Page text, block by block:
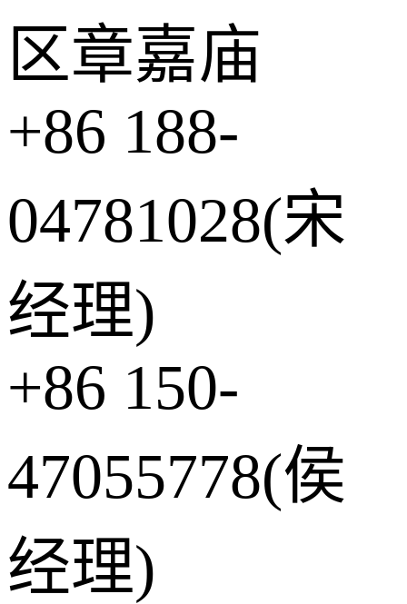
区章嘉庙
+86 188-
04781028(宋
经理)
+86 150-
47055778(侯
经理)